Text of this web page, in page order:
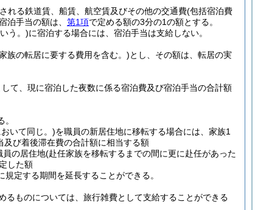
れる鉄道賃、船賃、航空賃及びその他の交通費(包括宿泊費
泊手当の額は、 第1項で定める額の3分の1の額とする。
う。)に宿泊する場合には、宿泊手当は支給しない。
族の転居に要する費用を含む。)とし、その額は、転居の実
て、現に宿泊した夜数に係る宿泊費及び宿泊手当の合計額
おいて同じ。)を職員の新居住地に移転する場合には、家族1
び着後滞在費の合計額に相当する額
員の居住地(赴任家族を移転するまでの間に更に赴任があった
した額
規定する期間を延長することができる。
るものについては、旅行雑費として支給することができる